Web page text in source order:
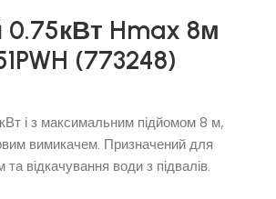
Hmax 8м
(773248)
і з максимальним підйомом 8 м,
вимикачем. Призначений для
відкачування води з підвалів.